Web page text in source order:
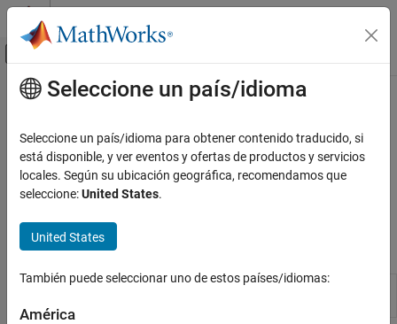
Saltar al contenido
Mostrar/ocultar menú de navegación
Inicio de Documentación
Simscape
Bibliotecas de bloques Foundation
Categoría
Sensores
Utilidades
Contenido principal
Utilidades
Bloques de entornos básicos de líquido térmico que especifican
propiedades líquidas
El bloqueThermal Liquid Settings (TL)
Bloques de Simscape
Thermal Liquid Settings
Physical properties of a thermal
Seleccione un país/idioma
Seleccione un país/idioma para obtener contenido traducido, si
está disponible, y ver eventos y ofertas de productos y servicios
locales. Según su ubicación geográfica, recomendamos que
seleccione:United States.
United States
También puede seleccionar uno de estos países/idiomas:
América